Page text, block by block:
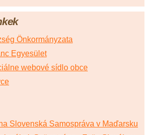
Önkormányzata
Egyesület
webové sídlo obce
Slovenská Samospráva v Maďarsku